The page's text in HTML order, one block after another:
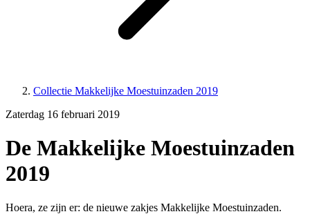
Collectie Makkelijke Moestuinzaden 2019
Zaterdag 16 februari 2019
De Makkelijke Moestuinzaden
2019
Hoera, ze zijn er: de nieuwe zakjes Makkelijke Moestuinzaden.